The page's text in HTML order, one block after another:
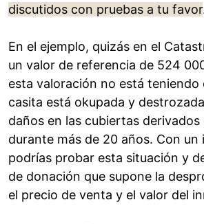
discutidos con pruebas a tu favor
En el ejemplo, quizás en el
un valor de referencia de 524
esta valoración no está teniendo
casita está okupada y
daños en las cubiertas
durante más de 20 años. Con un
podrías probar esta situación y
de donación que supone la
el precio de venta y el valor del